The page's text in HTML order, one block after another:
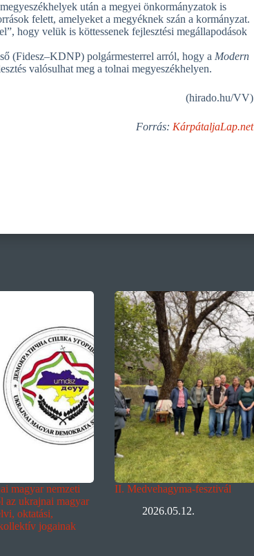
után a megyei önkormányzatok is
felett, amelyeket a megyéknek szán a kormányzat.
hogy velük is köttessenek fejlesztési megállapodások
(Fidesz–KDNP) polgármesterrel arról, hogy a Modern
valósulhat meg a tolnai megyeszékhelyen.
(hirado.hu/VV)
Forrás: KárpátaljaLap.net
magyar nemzeti
az ukrajnai magyar
oktatási,
jogainak
II. Medvehagyma-fesztivál
2026.05.12.